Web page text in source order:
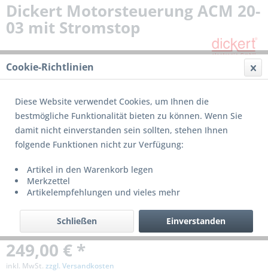
Dickert Motorsteuerung ACM 20-
03 mit Stromstop
249,00 € *
inkl. MwSt. zzgl. Versandkosten
Cookie-Richtlinien
Diese Website verwendet Cookies, um Ihnen die
bestmögliche Funktionalität bieten zu können. Wenn Sie
damit nicht einverstanden sein sollten, stehen Ihnen
folgende Funktionen nicht zur Verfügung:
Artikel in den Warenkorb legen
Merkzettel
Artikelempfehlungen und vieles mehr
Einverstanden
Schließen